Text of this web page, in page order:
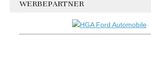
WERBEPARTNER